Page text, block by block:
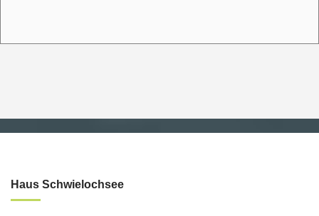
Haus Schwielochsee